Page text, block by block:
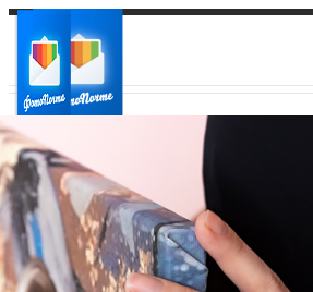
Ваш город:
Ваш регион доставки
Выберите из списка: